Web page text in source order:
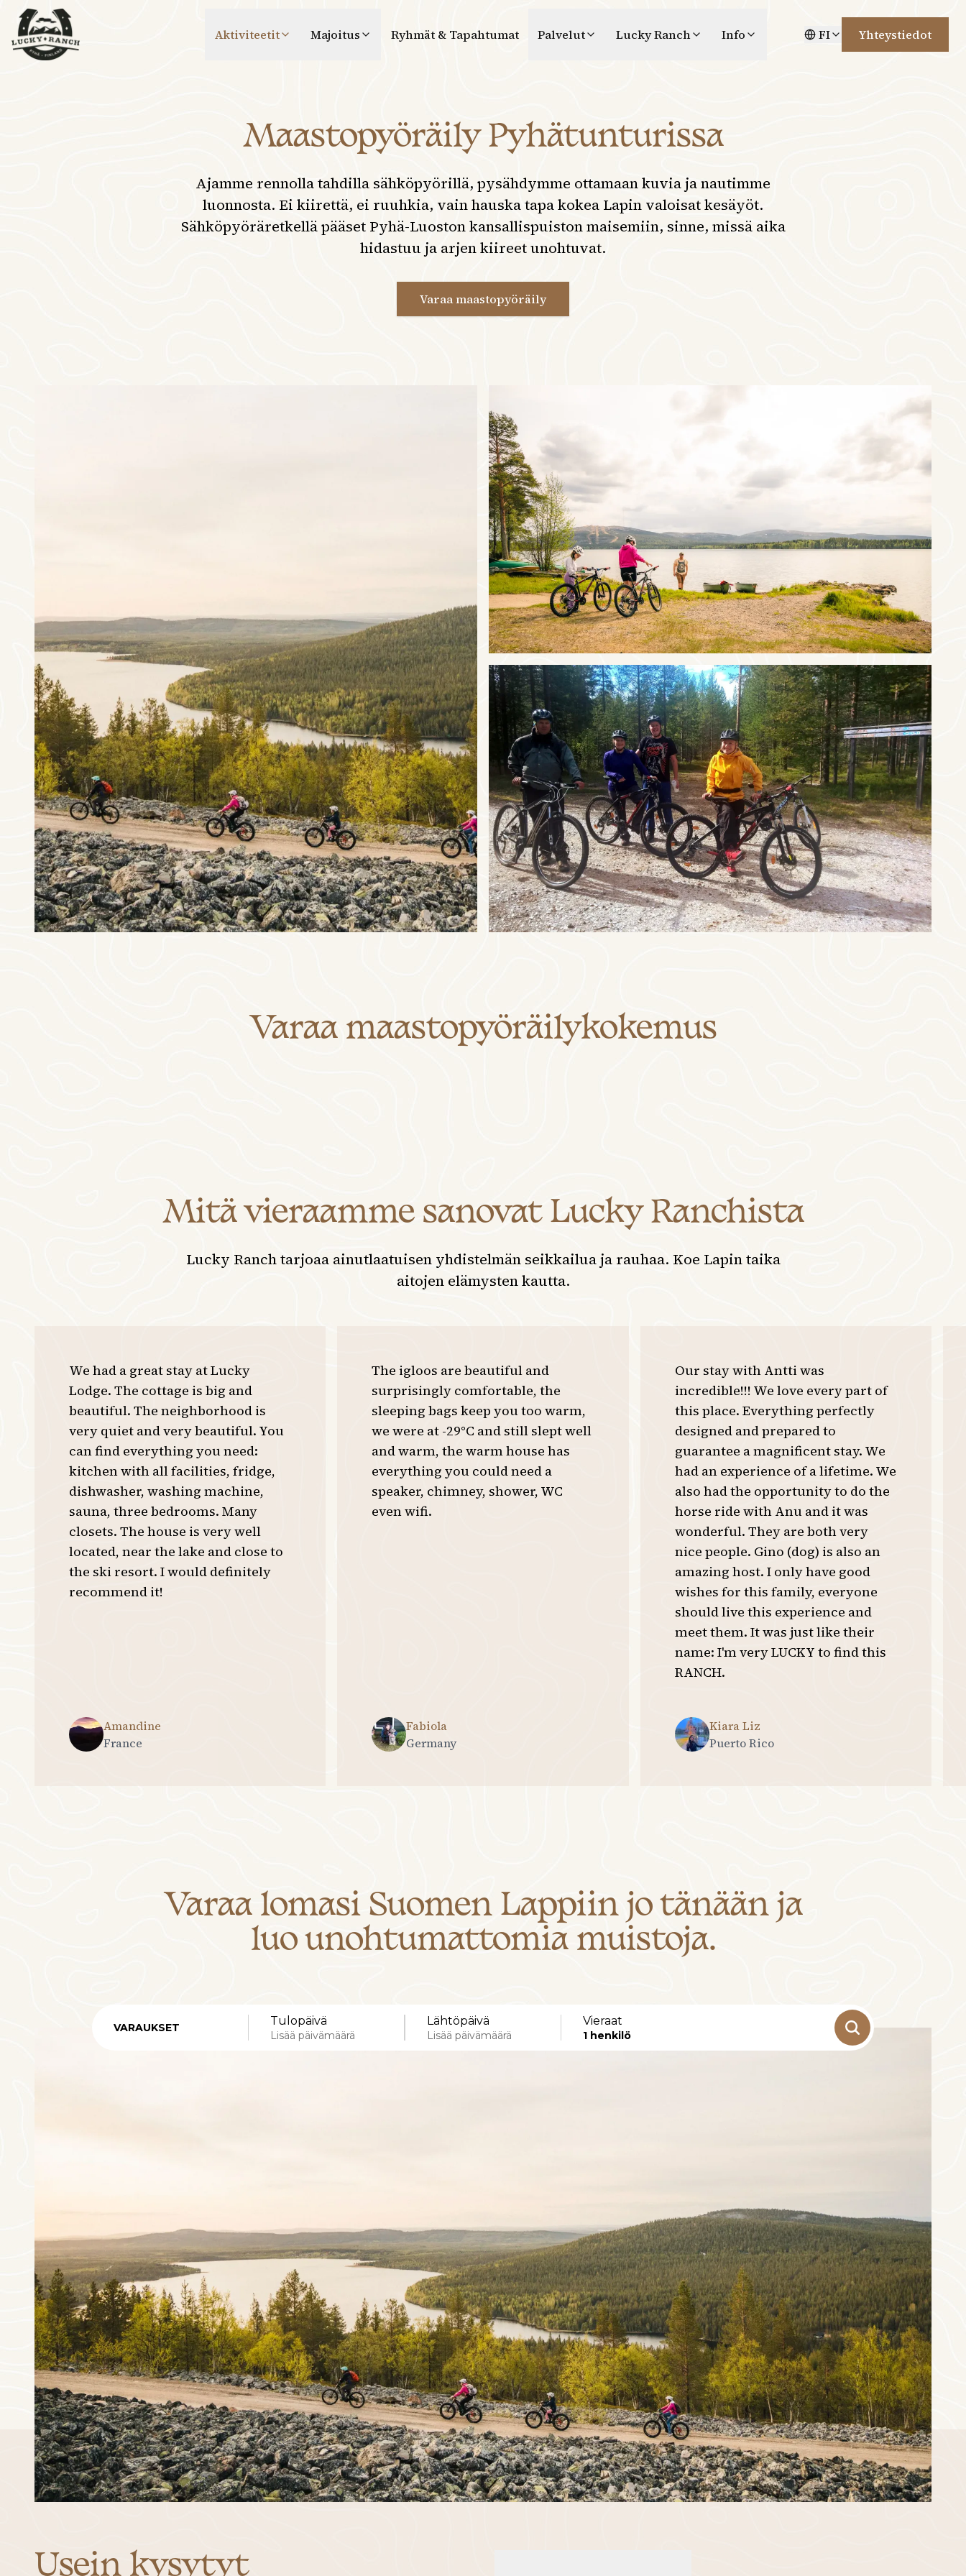
Lucky Ranch
Aktiviteetit
Majoitus Ryhmät & Tapahtumat Palvelut Lucky Ranch Info FI Yhteystiedot
Maastopyöräily Pyhätunturissa
Ajamme rennolla tahdilla sähköpyörillä, pysähdymme ottamaan kuvia ja nautimme
luonnosta. Ei kiirettä, ei ruuhkia, vain hauska tapa kokea Lapin valoisat kesäyöt.
Sähköpyöräretkellä pääset Pyhä-Luoston kansallispuiston maisemiin, sinne, missä aika
hidastuu ja arjen kiireet unohtuvat.
Varaa maastopyöräily
Varaa maastopyöräilykokemus
Mitä vieraamme sanovat Lucky Ranchista
Lucky Ranch tarjoaa ainutlaatuisen yhdistelmän seikkailua ja rauhaa. Koe Lapin taika
aitojen elämysten kautta.
We had a great stay at Lucky
Lodge. The cottage is big and
beautiful. The neighborhood is
very quiet and very beautiful. You
can find everything you need:
kitchen with all facilities, fridge,
dishwasher, washing machine,
sauna, three bedrooms. Many
closets. The house is very well
located, near the lake and close to
the ski resort. I would definitely
recommend it!
Amandine
France
The igloos are beautiful and
surprisingly comfortable, the
sleeping bags keep you too warm,
we were at -29°C and still slept well
and warm, the warm house has
everything you could need a
speaker, chimney, shower, WC
even wifi.
Fabiola
Germany
Our stay with Antti was
incredible!!! We love every part of
this place. Everything perfectly
designed and prepared to
guarantee a magnificent stay. We
had an experience of a lifetime. We
also had the opportunity to do the
horse ride with Anu and it was
wonderful. They are both very
nice people. Gino (dog) is also an
amazing host. I only have good
wishes for this family, everyone
should live this experience and
meet them. It was just like their
name: I'm very LUCKY to find this
RANCH.
Kiara Liz
Puerto Rico
Varaa lomasi Suomen Lappiin jo tänään ja
luo unohtumattomia muistoja.
VARAUKSET
Tulopäivä
Lisää päivämäärä
Lähtöpäivä
Lisää päivämäärä
Vieraat
1 henkilö
27 28 29 30 31 1 2
4 5 6 9
10 11 12 13 14 15 16
17 18 19 20 21 22 23
24 25 26 27 28 29 30
31 1 2 3 4 5 6
pe la su
31 1 2 3 4 5 6
7 8 9 10 11 12 13
14 15 16 17 18 19 20
21 22 23 24 25 26 27
28 29 30 1 2 3 4
Usein kysytyt